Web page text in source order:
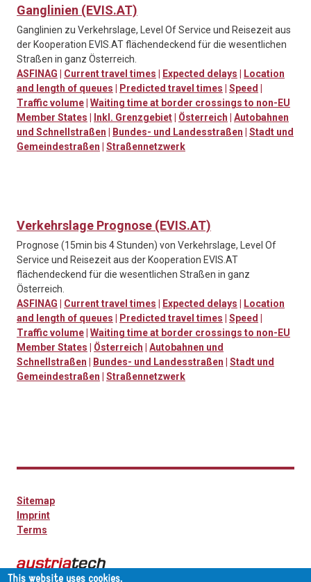
Ganglinien (EVIS.AT)
Ganglinien zu Verkehrslage, Level Of Service und Reisezeit aus
der Kooperation EVIS.AT flächendeckend für die wesentlichen
Straßen in ganz Österreich.
ASFINAG
Current travel times Expected delays
Location
and length of queues
Predicted travel times Speed
Traffic volume Waiting time at border crossings to non-EU
Member States
Inkl. Grenzgebiet Österreich
Autobahnen
und Schnellstraßen
Bundes- und Landesstraßen
Stadt und
Gemeindestraßen
Straßennetzwerk
Verkehrslage Prognose (EVIS.AT)
Prognose (15min bis 4 Stunden) von Verkehrslage, Level Of
Service und Reisezeit aus der Kooperation EVIS.AT
flächendeckend für die wesentlichen Straßen in ganz
Österreich.
ASFINAG
Current travel times Expected delays
Location
and length of queues
Predicted travel times Speed
Traffic volume Waiting time at border crossings to non-EU
Member States
Österreich
Autobahnen und
Schnellstraßen
Bundes- und Landesstraßen
Stadt und
Gemeindestraßen
Straßennetzwerk
Sitemap
Imprint
Terms
This website uses cookies.